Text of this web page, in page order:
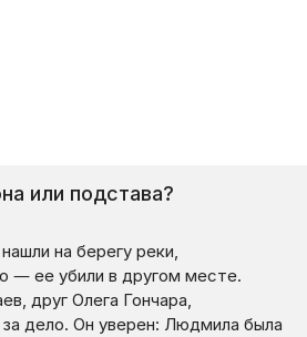
или подстава?
на берегу реки,
— ее убили в другом месте.
друг Олега Гончара,
дело. Он уверен: Людмила была